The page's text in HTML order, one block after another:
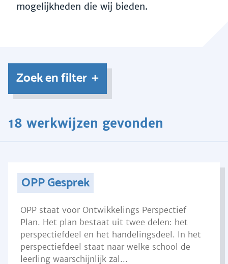
mogelijkheden die wij bieden.
Zoek en filter
18 werkwijzen gevonden
OPP Gesprek
OPP staat voor Ontwikkelings Perspectief
Plan. Het plan bestaat uit twee delen: het
perspectiefdeel en het handelingsdeel. In het
perspectiefdeel staat naar welke school de
leerling waarschijnlijk zal...